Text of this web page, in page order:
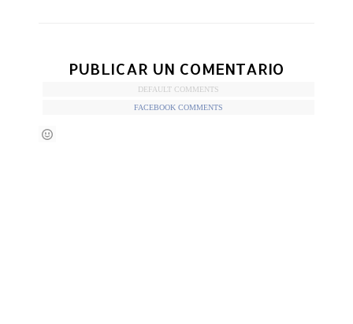
PUBLICAR UN COMENTARIO
DEFAULT COMMENTS
FACEBOOK COMMENTS